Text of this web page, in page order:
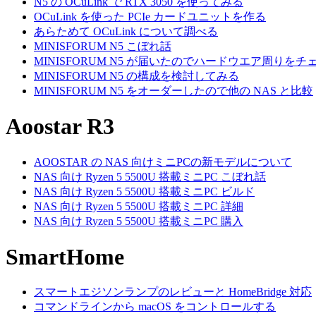
OCuLink を使った PCIe カードユニットを作る
あらためて OCuLink について調べる
MINISFORUM N5 こぼれ話
MINISFORUM N5 が届いたのでハードウエア周りをチ
MINISFORUM N5 の構成を検討してみる
MINISFORUM N5 をオーダーしたので他の NAS と比較
Aoostar R3
AOOSTAR の NAS 向けミニPCの新モデルについて
NAS 向け Ryzen 5 5500U 搭載ミニPC こぼれ話
NAS 向け Ryzen 5 5500U 搭載ミニPC ビルド
NAS 向け Ryzen 5 5500U 搭載ミニPC 詳細
NAS 向け Ryzen 5 5500U 搭載ミニPC 購入
SmartHome
スマートエジソンランプのレビューと HomeBridge 対応
コマンドラインから macOS をコントロールする